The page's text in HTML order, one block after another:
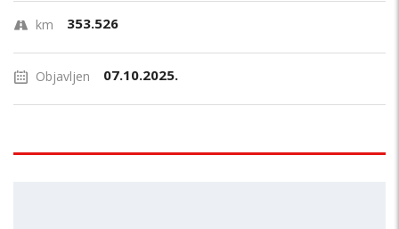
km 353.526
Objavljen 07.10.2025.